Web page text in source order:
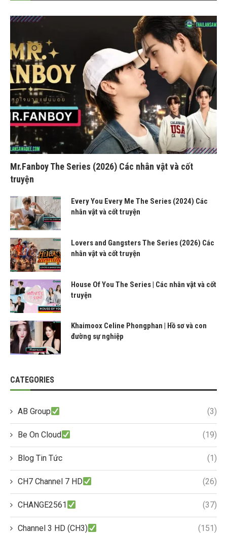
Mr.Fanboy The Series (2026) Các nhân vật và cốt
truyện
Every You Every Me The Series (2024) Các
nhân vật và cốt truyện
Lovers and Gangsters The Series (2026) Các
nhân vật và cốt truyện
House Of You The Series | Các nhân vật và cốt
truyện
Khaimoox Celine Phongphan | Hồ sơ và con
đường sự nghiệp
CATEGORIES
AB Group (3)
Be On Cloud (19)
Blog Tin Tức (1)
CH7 Channel 7 HD (26)
CHANGE2561 (37)
Channel 3 HD (CH3) (151)